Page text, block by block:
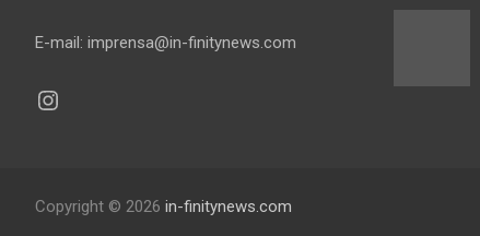
E-mail: imprensa@in-finitynews.com
Instagram
Copyright © 2026 in-finitynews.com